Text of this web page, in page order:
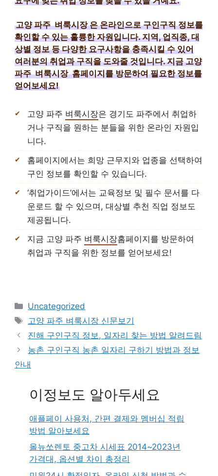
고양 파주 벼룩시장 은 온라인으로 구인구직 정보를
확인할 수 있는 훌륭한 자원입니다. 지역, 업직종, 대
상별 정보 등 다양한 요구사항을 충족시킬 수 있어
여러분의 취업과 구직을 도와줄 것입니다. 지금 고양
파주 벼룩시장 홈페이지를 방문하여 필요한 정보를
얻어보세요!
고양 파주 벼룩시장은 경기도 파주에서 취업하
거나 구직을 원하는 분들을 위한 온라인 자원입
니다.
홈페이지에서는 희망 근무지와 업종을 선택하여
구인 정보를 확인할 수 있습니다.
‘취업가이드’에서는 교육정보 및 필수 문서를 다
운로드 할 수 있으며, 대상별 추천 직업 정보도
제공됩니다.
지금 고양 파주 벼룩시장홈페이지를 방문하여
취업과 구직을 위한 정보를 얻어보세요!
Categories
Uncategorized
Tags
고양 파주 벼룩시장 신문보기
진해 구인구직 정보, 일자리 찾는 방법 알려드림
농촌 구인구직 농촌 일자리 구하기 방법과 정보
안내
이정보도 알아두세요
애플페이 사용처, 간편 결제와 멤버십 적립
방법 알아보세요
올뉴쏘렌토 중고차 시세표 2014~2023년
가격대, 옵션별 차이 총정리